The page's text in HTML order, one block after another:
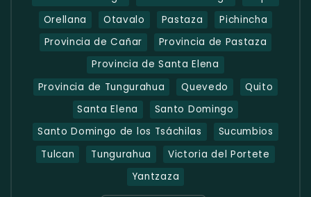
Orellana
Otavalo Pastaza
Pichincha
Provincia de Cañar
Provincia de Pastaza
Provincia de Santa Elena
Provincia de Tungurahua
Quevedo
Quito
Santa Elena
Santo Domingo
Santo Domingo de los Tsáchilas
Sucumbios
Tulcan
Tungurahua
Victoria del Portete
Yantzaza